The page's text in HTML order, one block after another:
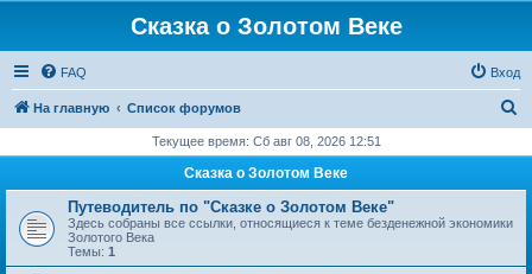
Сказка о Золотом Веке
FAQ Вход
На главную Список форумов
с
Текущее время: Сб авг 08, 2026 12:51
Сказка о Золотом Веке
Путеводитель по "Сказке о Золотом Веке"
Здесь собраны все ссылки, относящиеся к теме безденежной экономики
Золотого Века
Темы: 1